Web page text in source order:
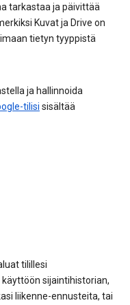
tarkastaa ja päivittää
Kuvat ja Drive on
tietyn tyyppistä
ja hallinnoida
tilisi sisältää
tilillesi
sijaintihistorian,
liikenne-ennusteita, tai